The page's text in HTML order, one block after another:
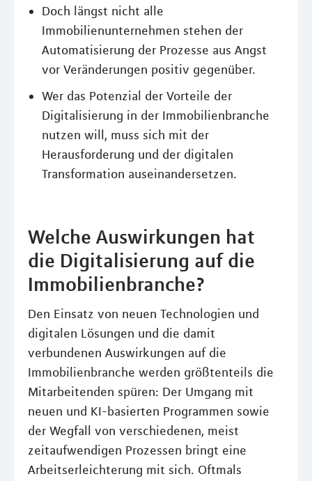
Doch längst nicht alle
Immobilienunternehmen stehen der
Automatisierung der Prozesse aus Angst
vor Veränderungen positiv gegenüber.
Wer das Potenzial der Vorteile der
Digitalisierung in der Immobilienbranche
nutzen will, muss sich mit der
Herausforderung und der digitalen
Transformation auseinandersetzen.
Welche Auswirkungen hat
die Digitalisierung auf die
Immobilienbranche?
Den Einsatz von neuen Technologien und
digitalen Lösungen und die damit
verbundenen Auswirkungen auf die
Immobilienbranche werden größtenteils die
Mitarbeitenden spüren: Der Umgang mit
neuen und KI-basierten Programmen sowie
der Wegfall von verschiedenen, meist
zeitaufwendigen Prozessen bringt eine
Arbeitserleichterung mit sich. Oftmals